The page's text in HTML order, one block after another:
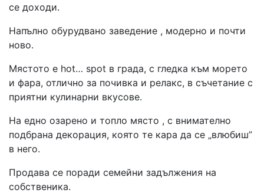
се доходи.
Напълно обурудвано заведение , модерно и почти
ново.
Мястото е hot… spot в града, с гледка към морето
и фара, отлично за почивка и релакс, в съчетание с
приятни кулинарни вкусове.
На едно озарено и топло място , с внимателно
подбрана декорация, която те кара да се „влюбиш”
в него.
Продава се поради семейни задължения на
собственика.